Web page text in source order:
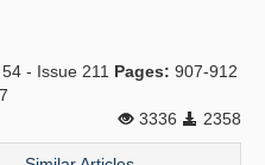
- Issue 211 Pages: 907-912
3336
2358